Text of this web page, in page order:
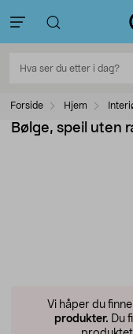
Forside Hjem
Bølge, speil uten
Vi håper du
produkter. Du